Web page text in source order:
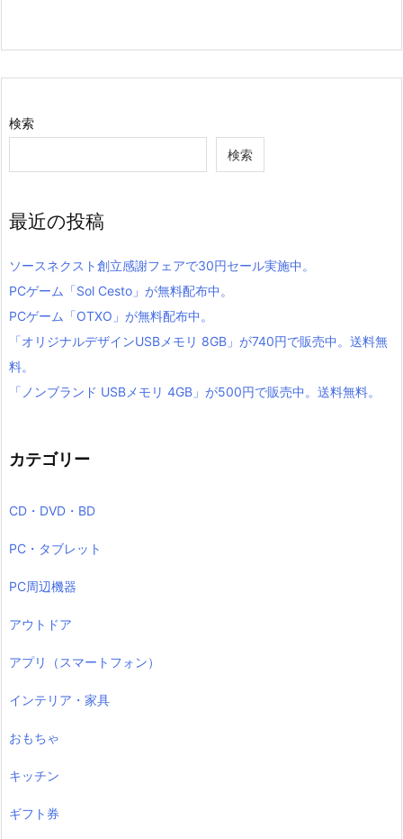
検索
検索
最近の投稿
ソースネクスト創立感謝フェアで30円セール実施中。
PCゲーム「Sol Cesto」が無料配布中。
PCゲーム「OTXO」が無料配布中。
「オリジナルデザインUSBメモリ 8GB」が740円で販売中。送料無
料。
「ノンブランド USBメモリ 4GB」が500円で販売中。送料無料。
カテゴリー
CD・DVD・BD
PC・タブレット
PC周辺機器
アウトドア
アプリ（スマートフォン）
インテリア・家具
おもちゃ
キッチン
ギフト券